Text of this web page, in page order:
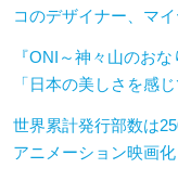
コのデザイナー、マ
『ONI～神々山のお
「日本の美しさを感
世界累計発行部数は
アニメーション映画化